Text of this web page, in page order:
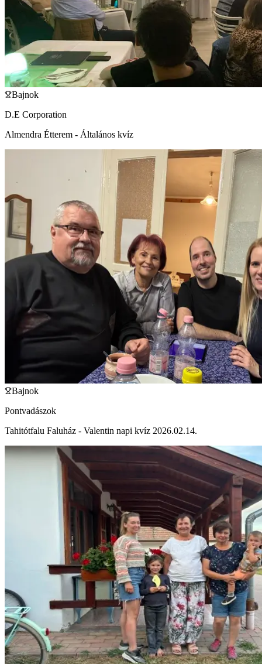
Bajnok
D.E Corporation
Almendra Étterem - Általános kvíz
Bajnok
Pontvadászok
Tahitótfalu Faluház - Valentin napi kvíz 2026.02.14.